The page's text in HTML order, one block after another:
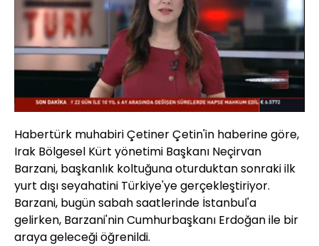
Sesi
Aç
Yüklendi
73.51%
Oynatma
Hızı
Habertürk muhabiri Çetiner Çetin'in haberine göre,
Irak Bölgesel Kürt yönetimi Başkanı Neçirvan
Barzani, başkanlık koltuğuna oturduktan sonraki ilk
yurt dışı seyahatini Türkiye'ye gerçekleştiriyor.
Barzani, bugün sabah saatlerinde İstanbul'a
gelirken, Barzani'nin Cumhurbaşkanı Erdoğan ile bir
araya geleceği öğrenildi.